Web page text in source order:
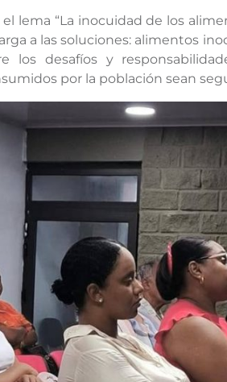
lema “La inocuidad de los
a las soluciones: alimentos
los desafíos y
por la población sean